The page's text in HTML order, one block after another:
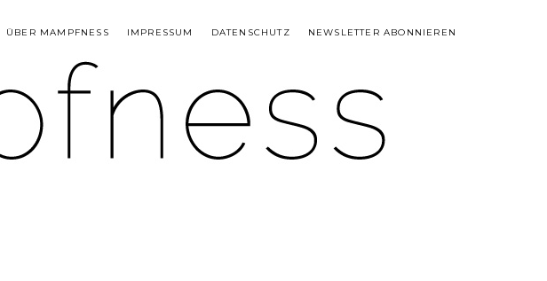
ÜBER MAMPFNESS IMPRESSUM DATENSCHUTZ NEWSLETTER ABONNIEREN